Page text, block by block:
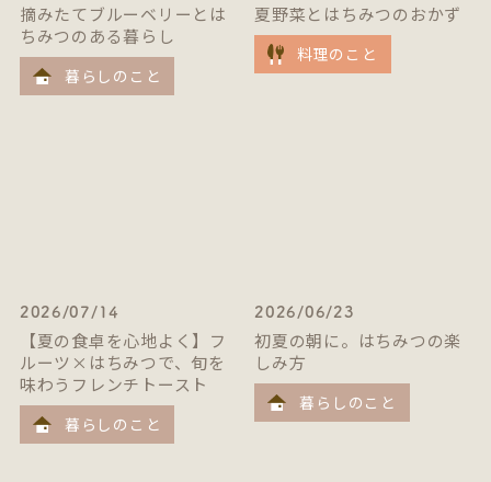
摘みたてブルーベリーとは
ちみつのある暮らし
暮らしのこと
夏野菜とはちみつのおかず
料理のこと
2026/07/14
【夏の食卓を心地よく】フ
ルーツ×はちみつで、旬を
味わうフレンチトースト
暮らしのこと
2026/06/23
初夏の朝に。はちみつの楽
しみ方
暮らしのこと